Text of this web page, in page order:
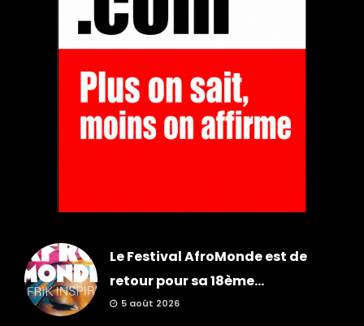
Le Festival AfroMonde est de
retour pour sa 18ème...
5 août 2026